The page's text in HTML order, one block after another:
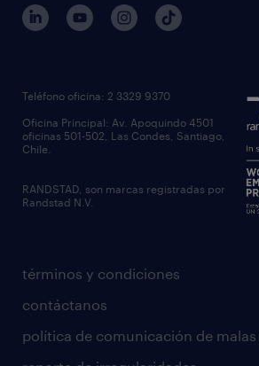
términos y condiciones
contáctanos
política de comunicación de
Teléfono oficina: 2 3329 9370
Oficina Principal: Av. Apoquindo 4501
oficinas 501-502, Las Condes, Santiago,
Chile.
RANDSTAD, son marcas registradas por
Randstad N.V.